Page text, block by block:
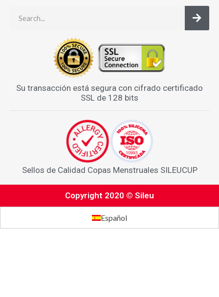
Su transacción está segura con cifrado certificado
SSL de 128 bits
Sellos de Calidad Copas Menstruales SILEUCUP
Copyright 2020 © Sileu
Español